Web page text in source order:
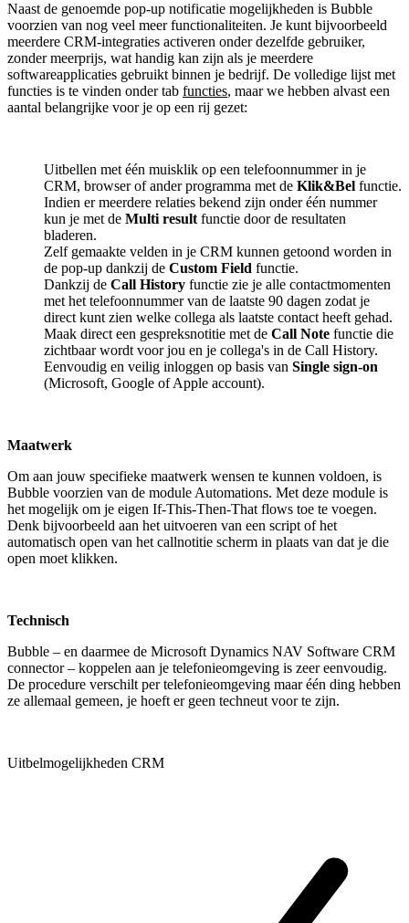
Naast de genoemde pop-up notificatie mogelijkheden is Bubble
voorzien van nog veel meer functionaliteiten. Je kunt bijvoorbeeld
meerdere CRM-integraties activeren onder dezelfde gebruiker,
zonder meerprijs, wat handig kan zijn als je meerdere
softwareapplicaties gebruikt binnen je bedrijf. De volledige lijst met
functies is te vinden onder tab functies, maar we hebben alvast een
aantal belangrijke voor je op een rij gezet:
Uitbellen met één muisklik op een telefoonnummer in je
CRM, browser of ander programma met de Klik&Bel functie.
Indien er meerdere relaties bekend zijn onder één nummer
kun je met de Multi resultfunctie door de resultaten
bladeren.
Zelf gemaakte velden in je CRM kunnen getoond worden in
de pop-up dankzij de Custom Field functie.
Dankzij de Call History functie zie je alle contactmomenten
met het telefoonnummer van de laatste 90 dagen zodat je
direct kunt zien welke collega als laatste contact heeft gehad.
Maak direct een gespreksnotitie met de Call Note functie die
zichtbaar wordt voor jou en je collega's in de Call History.
Eenvoudig en veilig inloggen op basis van Single sign-on
(Microsoft, Google of Apple account).
Maatwerk
Om aan jouw specifieke maatwerk wensen te kunnen voldoen, is
Bubble voorzien van de module Automations. Met deze module is
het mogelijk om je eigen If-This-Then-That flows toe te voegen.
Denk bijvoorbeeld aan het uitvoeren van een script of het
automatisch open van het callnotitie scherm in plaats van dat je die
open moet klikken.
Technisch
Bubble – en daarmee de Microsoft Dynamics NAV Software CRM
connector – koppelen aan je telefonieomgeving is zeer eenvoudig.
De procedure verschilt per telefonieomgeving maar één ding hebben
ze allemaal gemeen, je hoeft er geen techneut voor te zijn.
Uitbelmogelijkheden CRM